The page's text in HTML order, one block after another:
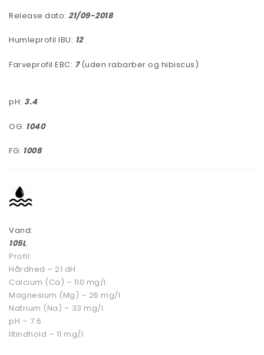
Release dato: 21/09-2018
Humleprofil IBU: 12
Farveprofil EBC: 7(uden rabarber og hibiscus)
pH: 3.4
OG: 1040
FG: 1008
Vand:
105L
Profil:
Hårdhed – 21 dH
Calcium (Ca) – 110 mg/l
Magnesium (Mg) – 26 mg/l
Natrium (Na) – 33 mg/l
pH – 7.6
Iltindhold – 11 mg/l